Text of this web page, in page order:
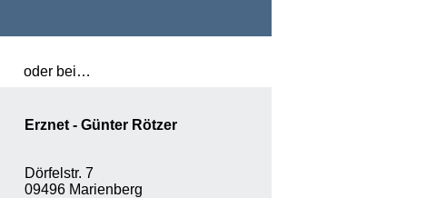
Erznet - Günter Rötzer
Dörfelstr. 7
09496 Marienberg
oder bei…